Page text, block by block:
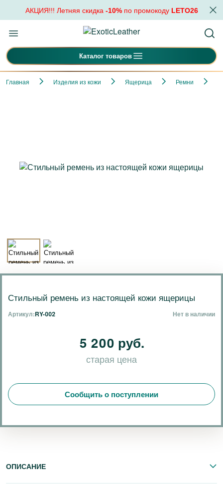
АКЦИЯ!!! Летняя скидка -10%по промокоду LETO26
Каталог товаров
Главная Изделия из кожи Ящерица Ремни
Стильный ремень из настоящей кожи ящерицы
Артикул:RY-002 Нет в наличии
5 200 руб.
старая цена
Сообщить о поступлении
ОПИСАНИЕ